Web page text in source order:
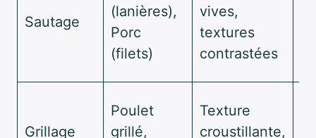
Sautage
(lanières),
Porc
(filets)
vives,
textures
contrastées
Grillage
Poulet
grillé,
Texture
croustillante,